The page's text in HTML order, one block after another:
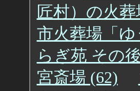
匠村）の火葬
市火葬場「
らぎ苑 その
宮斎場 (62)